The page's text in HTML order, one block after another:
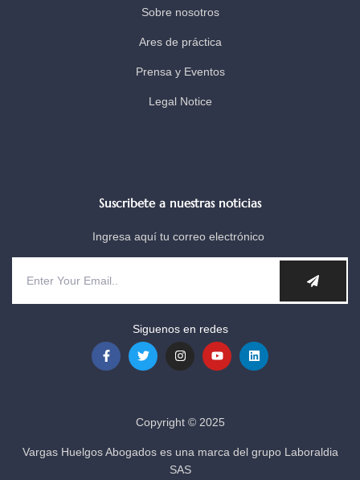
Sobre nosotros
Ares de práctica
Prensa y Eventos
Legal Notice
Suscribete a nuestras noticias
Ingresa aquí tu correo electrónico
Siguenos en redes
Copyright © 2025
Vargas Huelgos Abogados es una marca del grupo Laboraldia
SAS